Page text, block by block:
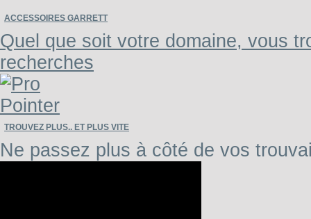
ACCESSOIRES GARRETT
Quel que soit votre domaine, vous
recherches
TROUVEZ PLUS.. ET PLUS VITE
Ne passez plus à côté de vos